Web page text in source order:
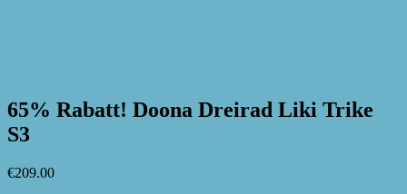
65% Rabatt! Doona Dreirad Liki Trike
S3
€209.00